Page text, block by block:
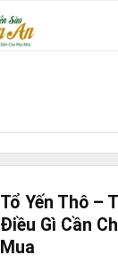
Tổ Yến Thô –
Điều Gì Cần
Mua